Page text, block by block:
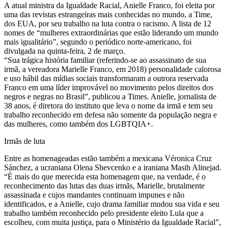
A atual ministra da Igualdade Racial, Anielle Franco, foi eleita por
uma das revistas estrangeiras mais conhecidas no mundo, a Time,
dos EUA, por seu trabalho na luta contra o racismo. A lista de 12
nomes de “mulheres extraordinárias que estão liderando um mundo
mais igualitário”, segundo o periódico norte-americano, foi
divulgada na quinta-feira, 2 de março.
“Sua trágica história familiar (referindo-se ao assassinato de sua
irmã, a vereadora Marielle Franco, em 2018) personalidade calorosa
e uso hábil das mídias sociais transformaram a outrora reservada
Franco em uma líder improvável no movimento pelos direitos dos
negros e negras no Brasil”, publicou a Times. Anielle, jornalista de
38 anos, é diretora do instituto que leva o nome da irmã e tem seu
trabalho reconhecido em defesa não somente da população negra e
das mulheres, como também dos LGBTQIA+.
Irmãs de luta
Entre as homenageadas estão também a mexicana Véronica Cruz
Sánchez, a ucraniana Olena Shevcenko e a iraniana Masih Alinejad.
“É mais do que merecida esta homenagem que, na verdade, é o
reconhecimento das lutas das duas irmãs, Marielle, brutalmente
assassinada e cujos mandantes continuam impunes e não
identificados, e a Anielle, cujo drama familiar mudou sua vida e seu
trabalho também reconhecido pelo presidente eleito Lula que a
escolheu, com muita justiça, para o Ministério da Igualdade Racial”,